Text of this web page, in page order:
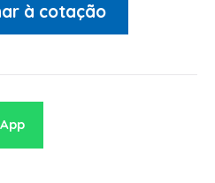
à cotação